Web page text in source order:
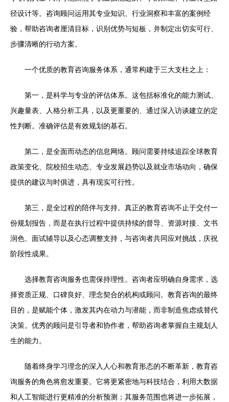
径设计等。咨询顾问运用其专业知识、行业洞察和丰富的案例经
验，帮助咨询者厘清目标，识别优势与短板，并制定出切实可行、
步骤清晰的行动方案。
一个优质的教育咨询服务体系，通常构建于三大支柱之上：
第一，是科学与专业的评估体系。这包括标准化的能力测试、
兴趣量表、人格分析工具，以及更重要的、通过深入访谈建立的定
性判断。准确评估是有效规划的基石。
第二，是全面而动态的信息网络。顾问需要持续追踪全球教育
政策变化、院校招生动态、专业发展趋势以及就业市场动向，确保
提供的建议与时俱进，具有现实可行性。
第三，是全过程的陪伴与支持。真正的教育咨询不止于交付一
份规划报告，而是在执行过程中提供持续的督导、资源对接、文书
润色、面试辅导以及心态调整支持，与咨询者共同应对挑战，庆祝
阶段性成果。
选择教育咨询服务也需保持理性。咨询者应明确自身需求，选
择资质正规、口碑良好、理念契合的机构或顾问。教育咨询的最终
目的，是赋能个体，激发其内在动力与潜能，而非制造焦虑或替代
决策。优秀的顾问是引导者和协作者，帮助咨询者掌握自主规划人
生的能力。
随着终身学习理念的深入人心和教育形态的不断革新，教育咨
询服务的角色将愈发重要。它将更紧密地与科技结合，利用大数据
和人工智能进行更精准的分析预测；其服务范围也将进一步拓展，